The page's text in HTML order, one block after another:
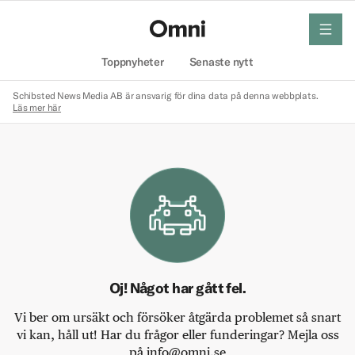
Toppnyheter Senaste nytt
meny
Schibsted News Media AB är ansvarig för dina data på denna webbplats.
Läs mer här
Oj! Något har gått fel.
Vi ber om ursäkt och försöker åtgärda problemet så snart
vi kan, håll ut! Har du frågor eller funderingar? Mejla oss